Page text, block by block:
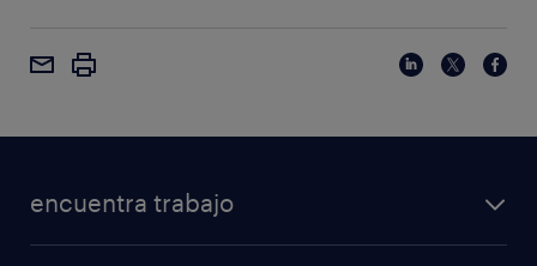
encuentra trabajo